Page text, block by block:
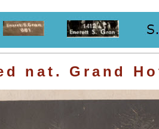
nat. Grand